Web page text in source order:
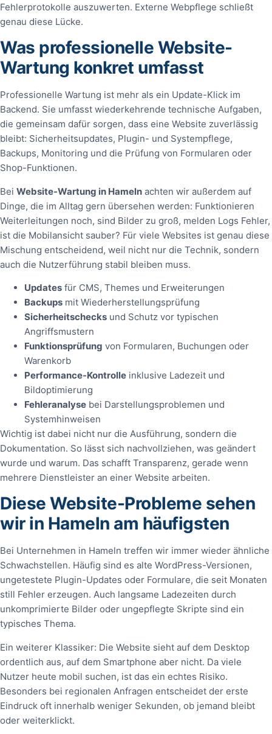
Fehlerprotokolle auszuwerten. Externe Webpflege schließt
genau diese Lücke.
Was professionelle Website-
Wartung konkret umfasst
Professionelle Wartung ist mehr als ein Update-Klick im
Backend. Sie umfasst wiederkehrende technische Aufgaben,
die gemeinsam dafür sorgen, dass eine Website zuverlässig
bleibt: Sicherheitsupdates, Plugin- und Systempflege,
Backups, Monitoring und die Prüfung von Formularen oder
Shop-Funktionen.
Bei Website-Wartung in Hameln achten wir außerdem auf
Dinge, die im Alltag gern übersehen werden: Funktionieren
Weiterleitungen noch, sind Bilder zu groß, melden Logs Fehler,
ist die Mobilansicht sauber? Für viele Websites ist genau diese
Mischung entscheidend, weil nicht nur die Technik, sondern
auch die Nutzerführung stabil bleiben muss.
Updates für CMS, Themes und Erweiterungen
Backups mit Wiederherstellungsprüfung
Sicherheitschecks und Schutz vor typischen
Angriffsmustern
Funktionsprüfung von Formularen, Buchungen oder
Warenkorb
Performance-Kontrolle inklusive Ladezeit und
Bildoptimierung
Fehleranalyse bei Darstellungsproblemen und
Systemhinweisen
Wichtig ist dabei nicht nur die Ausführung, sondern die
Dokumentation. So lässt sich nachvollziehen, was geändert
wurde und warum. Das schafft Transparenz, gerade wenn
mehrere Dienstleister an einer Website arbeiten.
Diese Website-Probleme sehen
wir in Hameln am häufigsten
Bei Unternehmen in Hameln treffen wir immer wieder ähnliche
Schwachstellen. Häufig sind es alte WordPress-Versionen,
ungetestete Plugin-Updates oder Formulare, die seit Monaten
still Fehler erzeugen. Auch langsame Ladezeiten durch
unkomprimierte Bilder oder ungepflegte Skripte sind ein
typisches Thema.
Ein weiterer Klassiker: Die Website sieht auf dem Desktop
ordentlich aus, auf dem Smartphone aber nicht. Da viele
Nutzer heute mobil suchen, ist das ein echtes Risiko.
Besonders bei regionalen Anfragen entscheidet der erste
Eindruck oft innerhalb weniger Sekunden, ob jemand bleibt
oder weiterklickt.